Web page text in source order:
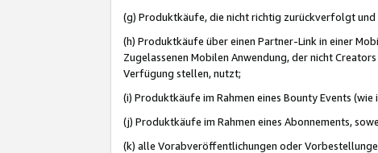
(g) Produktkäufe, die nicht richtig zurückverfolgt
(h) Produktkäufe über einen Partner-Link in einer
Zugelassenen Mobilen Anwendung, der nicht
Verfügung stellen, nutzt;
(i) Produktkäufe im Rahmen eines Bounty Events
(j) Produktkäufe im Rahmen eines Abonnements,
(k) alle Vorabveröffentlichungen oder